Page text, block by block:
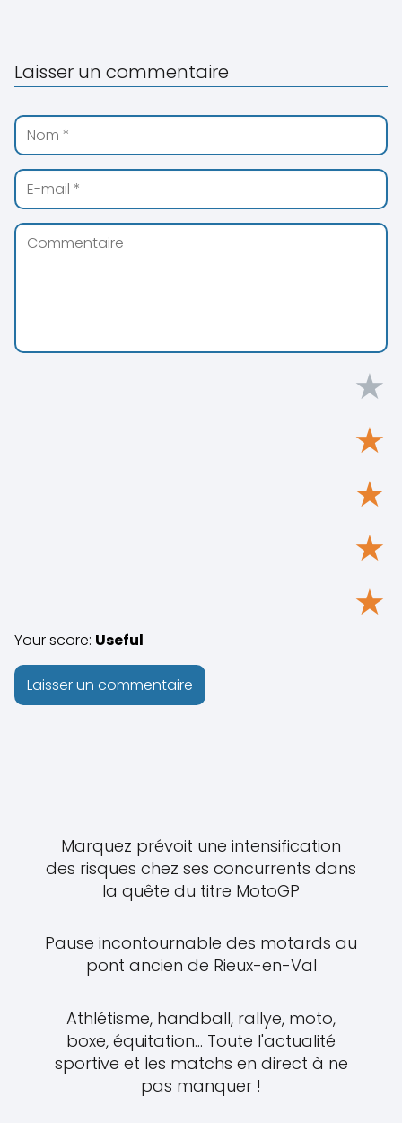
Laisser un commentaire
★
★
★
★
★
Your score: Useful
Marquez prévoit une intensification
des risques chez ses concurrents dans
la quête du titre MotoGP
Pause incontournable des motards au
pont ancien de Rieux-en-Val
Athlétisme, handball, rallye, moto,
boxe, équitation... Toute l'actualité
sportive et les matchs en direct à ne
pas manquer !